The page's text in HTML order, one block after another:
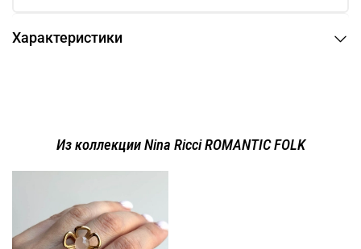
Характеристики
Из коллекции Nina Ricci ROMANTIC FOLK